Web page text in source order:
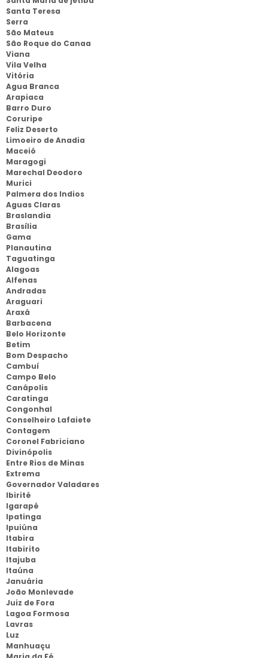
Santa Teresa
Serra
São Mateus
São Roque do Canaa
Viana
Vila Velha
Vitória
Agua Branca
Arapiaca
Barro Duro
Coruripe
Feliz Deserto
Limoeiro de Anadia
Maceió
Maragogi
Marechal Deodoro
Murici
Palmera dos Indios
Aguas Claras
Braslandia
Brasília
Gama
Planautina
Taguatinga
Alagoas
Alfenas
Andradas
Araguari
Araxá
Barbacena
Belo Horizonte
Betim
Bom Despacho
Cambuí
Campo Belo
Canápolis
Caratinga
Congonhal
Conselheiro Lafaiete
Contagem
Coronel Fabriciano
Divinópolis
Entre Rios de Minas
Extrema
Governador Valadares
Ibirité
Igarapé
Ipatinga
Ipuiúna
Itabira
Itabirito
Itajuba
Itaúna
Januária
João Monlevade
Juiz de Fora
Lagoa Formosa
Lavras
Luz
Manhuaçu